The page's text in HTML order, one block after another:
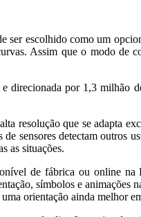
escolhido como um
Assim que o modo de
por 1,3 milhão
resolução que se adapta
sensores detectam outros
as situações.
de fábrica ou online na
símbolos e
orientação ainda melhor